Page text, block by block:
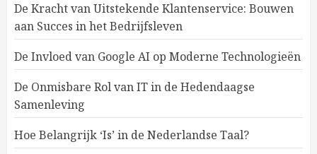
De Kracht van Uitstekende Klantenservice: Bouwen
aan Succes in het Bedrijfsleven
De Invloed van Google AI op Moderne Technologieën
De Onmisbare Rol van IT in de Hedendaagse
Samenleving
Hoe Belangrijk ‘Is’ in de Nederlandse Taal?